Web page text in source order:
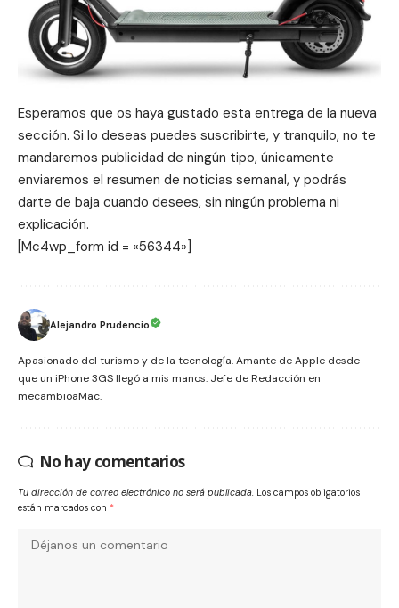
Esperamos que os haya gustado esta entrega de la nueva
sección. Si lo deseas puedes suscribirte, y tranquilo, no te
mandaremos publicidad de ningún tipo, únicamente
enviaremos el resumen de noticias semanal, y podrás
darte de baja cuando desees, sin ningún problema ni
explicación.
[Mc4wp_form id = «56344»]
Alejandro Prudencio
Apasionado del turismo y de la tecnología. Amante de Apple desde
que un iPhone 3GS llegó a mis manos. Jefe de Redacción en
mecambioaMac.
No hay comentarios
Tu dirección de correo electrónico no será publicada. Los campos obligatorios
están marcados con *